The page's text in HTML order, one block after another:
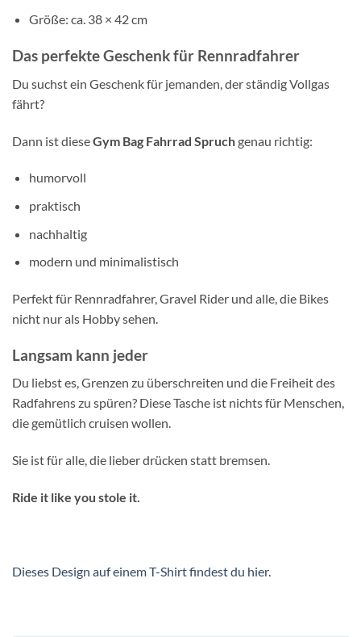
Größe: ca. 38 × 42 cm
Das perfekte Geschenk für Rennradfahrer
Du suchst ein Geschenk für jemanden, der ständig Vollgas
fährt?
Dann ist dieseGym Bag Fahrrad Spruchgenau richtig:
humorvoll
praktisch
nachhaltig
modern und minimalistisch
Perfekt für Rennradfahrer, Gravel Rider und alle, die Bikes
nicht nur als Hobby sehen.
Langsam kann jeder
Du liebst es, Grenzen zu überschreiten und die Freiheit des
Radfahrens zu spüren? Diese Tasche ist nichts für Menschen,
die gemütlich cruisen wollen.
Sie ist für alle, die lieber drücken statt bremsen.
Ride it like you stole it.
Dieses Design auf einem T-Shirt findest du hier.